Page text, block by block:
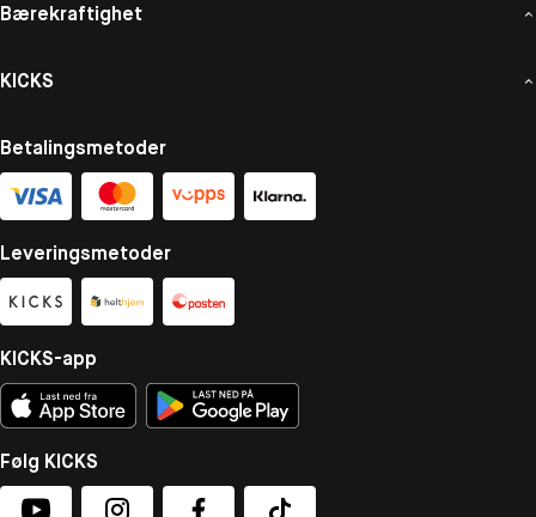
Bærekraftighet
KICKS
Betalingsmetoder
Leveringsmetoder
KICKS-app
Følg KICKS